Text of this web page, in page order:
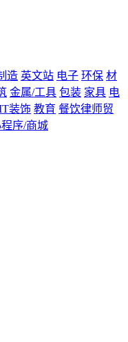
造 英文站 电子 环保 材
金属/工具 包装 家具 电
装饰 教育 餐饮律师贸
序/商城